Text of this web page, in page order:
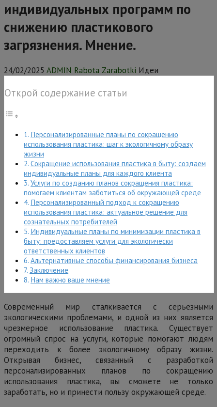
индивидуальных программ по
снижению пластикового
загрязнения. Мнение.
24/02/2025 ADMIN Rabota Zarabotki Идеи
Открой содержание статьи
Персонализированные планы по сокращению
использования пластика: шаг к экологичному образу
жизни
Сокращение использования пластика в быту: создаем
индивидуальные планы для каждого клиента
Услуги по созданию планов сокращения пластика:
помогаем клиентам заботиться об окружающей среде
Персонализированный подход к сокращению
использования пластика: актуальное решение для
сознательных потребителей
Индивидуальные планы по минимизации пластика в
быту: предоставляем услуги для экологически
ответственных клиентов
Альтернативные способы финансирования бизнеса
Заключение
Нам важно ваше мнение
Современный мир сталкивается с серьезными
экологическими проблемами, и одной из них является
чрезмерное использование пластика. Существует
огромный спрос на услуги, которые помогают людям
переходить к более экологичному образу жизни.
Открывая бизнес, связанный с разработкой
персонализированных планов по сокращению
использования пластика, вы сможете не только
заработать, но и принести пользу окружающей среде.